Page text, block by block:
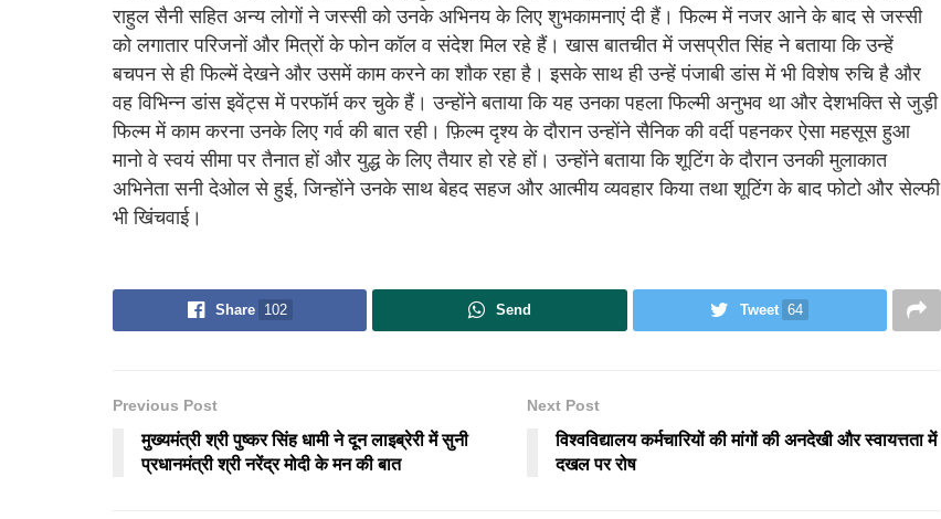
राहुल सैनी सहित अन्य लोगों ने जस्सी को उनके अभिनय के लिए शुभकामनाएं दी हैं। फिल्म में नजर आने के बाद से जस्सी
को लगातार परिजनों और मित्रों के फोन कॉल व संदेश मिल रहे हैं। खास बातचीत में जसप्रीत सिंह ने बताया कि उन्हें
बचपन से ही फिल्में देखने और उसमें काम करने का शौक रहा है। इसके साथ ही उन्हें पंजाबी डांस में भी विशेष रुचि है और
वह विभिन्न डांस इवेंट्स में परफॉर्म कर चुके हैं। उन्होंने बताया कि यह उनका पहला फिल्मी अनुभव था और देशभक्ति से जुड़ी
फिल्म में काम करना उनके लिए गर्व की बात रही। फ़िल्म दृश्य के दौरान उन्होंने सैनिक की वर्दी पहनकर ऐसा महसूस हुआ
मानो वे स्वयं सीमा पर तैनात हों और युद्ध के लिए तैयार हो रहे हों। उन्होंने बताया कि शूटिंग के दौरान उनकी मुलाकात
अभिनेता सनी देओल से हुई, जिन्होंने उनके साथ बेहद सहज और आत्मीय व्यवहार किया तथा शूटिंग के बाद फोटो और सेल्फी
भी खिंचवाई।
Share 102 Send Tweet 64
Previous Post
मुख्यमंत्री श्री पुष्कर सिंह धामी ने दून लाइब्रेरी में सुनी
प्रधानमंत्री श्री नरेंद्र मोदी के मन की बात
Next Post
विश्वविद्यालय कर्मचारियों की मांगों की अनदेखी और स्वायत्तता में
दखल पर रोष